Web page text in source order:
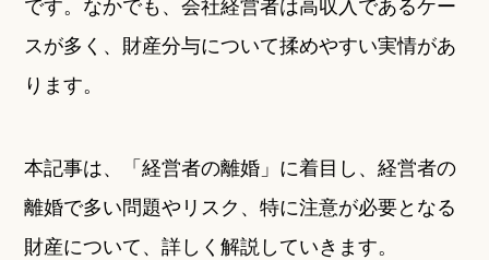
スが多く、財産分与について揉めやすい実情があ
ります。
本記事は、「経営者の離婚」に着目し、経営者の
離婚で多い問題やリスク、特に注意が必要となる
財産について、詳しく解説していきます。